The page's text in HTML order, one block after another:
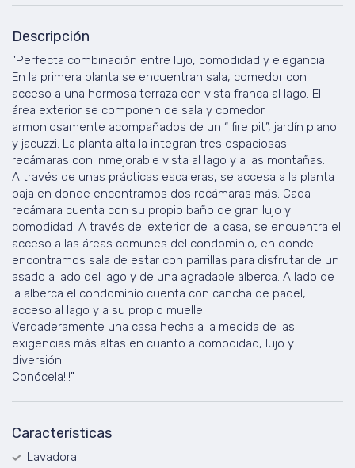
Descripción
"Perfecta combinación entre lujo, comodidad y elegancia.
En la primera planta se encuentran sala, comedor con
acceso a una hermosa terraza con vista franca al lago. El
área exterior se componen de sala y comedor
armoniosamente acompañados de un “ fire pit”, jardín plano
y jacuzzi. La planta alta la integran tres espaciosas
recámaras con inmejorable vista al lago y a las montañas.
A través de unas prácticas escaleras, se accesa a la planta
baja en donde encontramos dos recámaras más. Cada
recámara cuenta con su propio baño de gran lujo y
comodidad. A través del exterior de la casa, se encuentra el
acceso a las áreas comunes del condominio, en donde
encontramos sala de estar con parrillas para disfrutar de un
asado a lado del lago y de una agradable alberca. A lado de
la alberca el condominio cuenta con cancha de padel,
acceso al lago y a su propio muelle.
Verdaderamente una casa hecha a la medida de las
exigencias más altas en cuanto a comodidad, lujo y
diversión.
Conócela!!!"
Características
Lavadora